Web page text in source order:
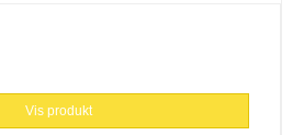
Vis produkt